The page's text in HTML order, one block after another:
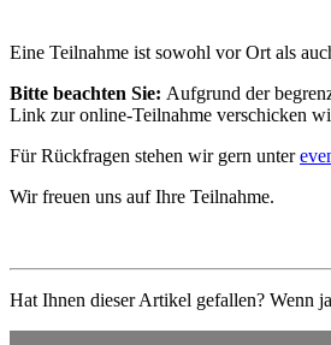
Eine Teilnahme ist sowohl vor Ort als
Bitte beachten Sie: Aufgrund der
Link zur online-Teilnahme verschicken
Für Rückfragen stehen wir gern unter
Wir freuen uns auf Ihre Teilnahme.
Hat Ihnen dieser Artikel gefallen? Wenn